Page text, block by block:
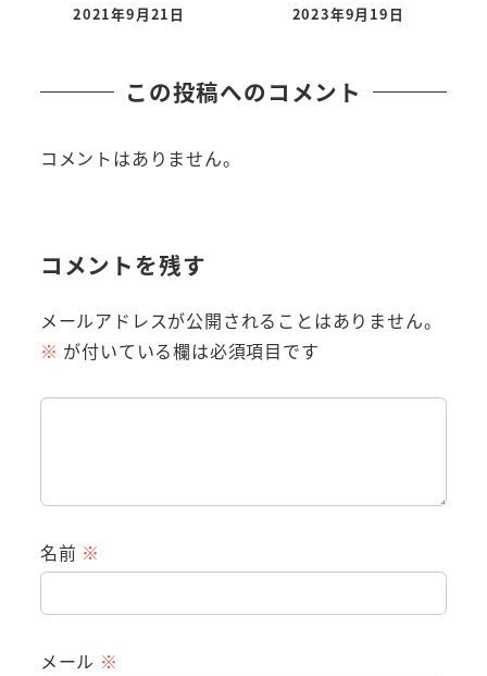
2021年9月21日
2023年9月19日
この投稿へのコメント
コメントはありません。
コメントを残す
メールアドレスが公開されることはありません。
※ が付いている欄は必須項目です
名前 ※
メール ※